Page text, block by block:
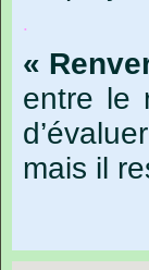
.
«
entre le
d’évaluer
mais il